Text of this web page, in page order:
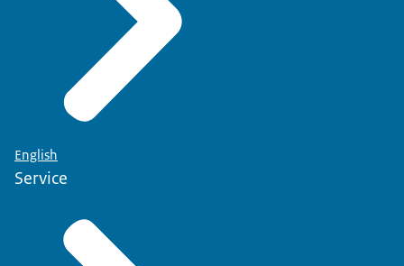
English
Service